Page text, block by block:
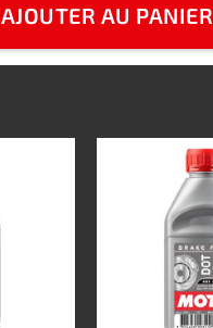
AJOUTER AU PANIER